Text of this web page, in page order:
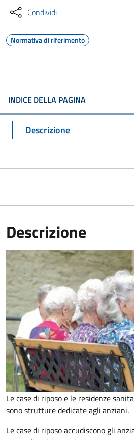
Condividi
Normativa di riferimento
INDICE DELLA PAGINA
Descrizione
Descrizione
Le case di riposo e le residenze
sono strutture dedicate agli anziani.
Le case di riposo accudiscono gli